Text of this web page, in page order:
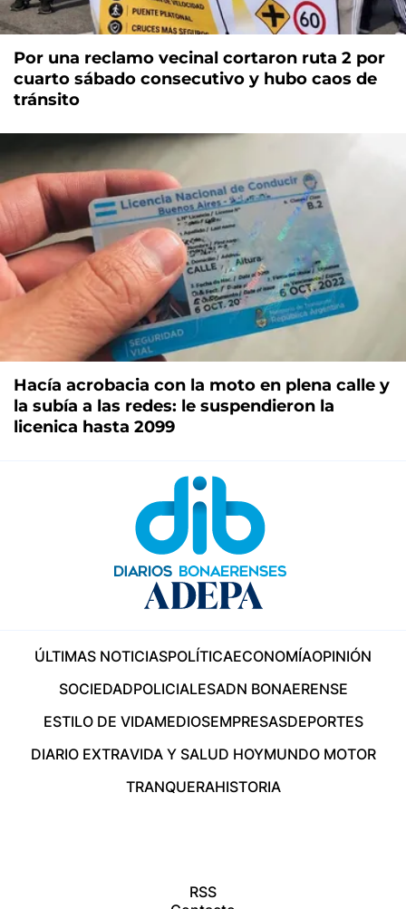
Por una reclamo vecinal cortaron ruta 2 por
cuarto sábado consecutivo y hubo caos de
tránsito
Hacía acrobacia con la moto en plena calle y
la subía a las redes: le suspendieron la
licenica hasta 2099
ÚLTIMAS NOTICIASPOLÍTICAECONOMÍAOPINIÓN
SOCIEDADPOLICIALESADN BONAERENSE
ESTILO DE VIDAMEDIOSEMPRESASDEPORTES
DIARIO EXTRAVIDA Y SALUD HOYMUNDO MOTOR
TRANQUERAHISTORIA
RSS